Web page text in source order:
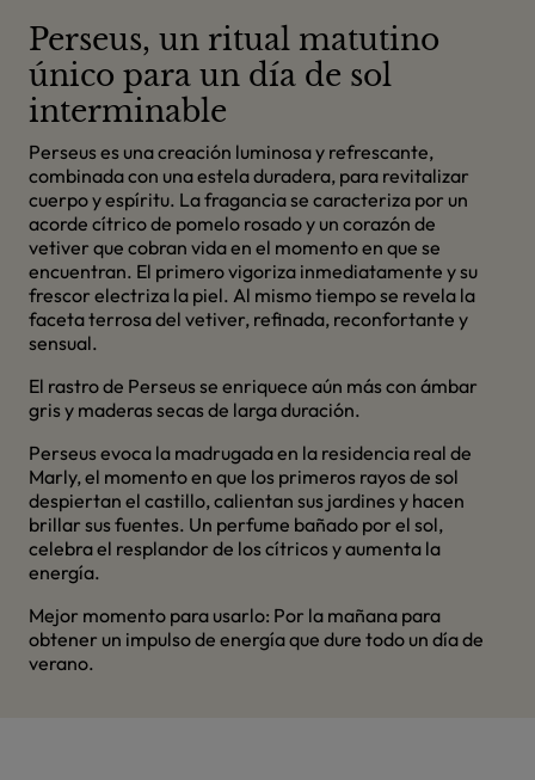
Perseus, un ritual matutino
único para un día de sol
interminable
Perseus es una creación luminosa y refrescante,
combinada con una estela duradera, para revitalizar
cuerpo y espíritu. La fragancia se caracteriza por un
acorde cítrico de pomelo rosado y un corazón de
vetiver que cobran vida en el momento en que se
encuentran. El primero vigoriza inmediatamente y su
frescor electriza la piel. Al mismo tiempo se revela la
faceta terrosa del vetiver, refinada, reconfortante y
sensual.
El rastro de Perseus se enriquece aún más con ámbar
gris y maderas secas de larga duración.
Perseus evoca la madrugada en la residencia real de
Marly, el momento en que los primeros rayos de sol
despiertan el castillo, calientan sus jardines y hacen
brillar sus fuentes. Un perfume bañado por el sol,
celebra el resplandor de los cítricos y aumenta la
energía.
Mejor momento para usarlo: Por la mañana para
obtener un impulso de energía que dure todo un día de
verano.